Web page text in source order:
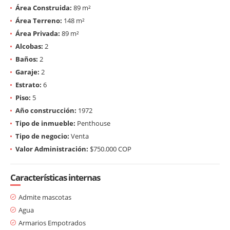
Área Construida: 89 m²
Área Terreno: 148 m²
Área Privada: 89 m²
Alcobas: 2
Baños: 2
Garaje: 2
Estrato: 6
Piso: 5
Año construcción: 1972
Tipo de inmueble: Penthouse
Tipo de negocio: Venta
Valor Administración: $750.000 COP
Características internas
Admite mascotas
Agua
Armarios Empotrados